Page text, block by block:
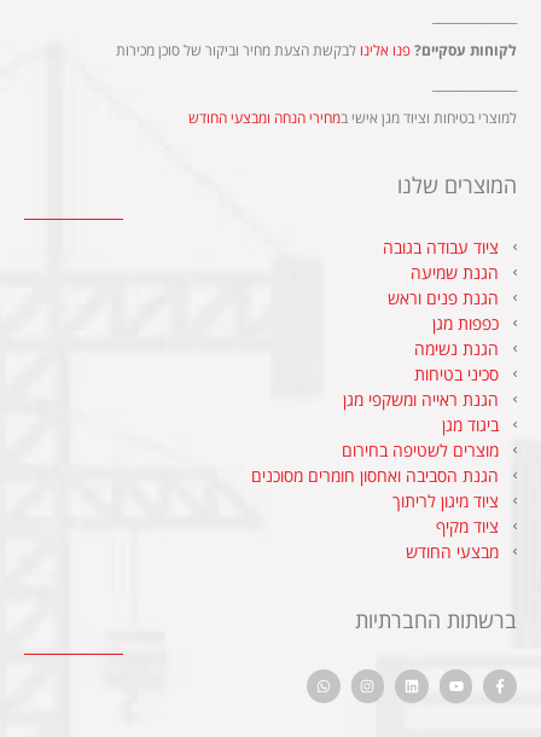
לקוחות עסקיים?פנו אלינו לבקשת הצעת מחיר וביקור של סוכן מכירות
למוצרי בטיחות וציוד מגן אישי במחירי הנחה ומבצעי החודש
המוצרים שלנו
ציוד עבודה בגובה
הגנת שמיעה
הגנת פנים וראש
כפפות מגן
הגנת נשימה
סכיני בטיחות
הגנת ראייה ומשקפי מגן
ביגוד מגן
מוצרים לשטיפה בחירום
הגנת הסביבה ואחסון חומרים מסוכנים
ציוד מיגון לריתוך
ציוד מקיף
מבצעי החודש
ברשתות החברתיות